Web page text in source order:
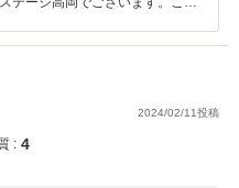
おりますが、この度はご迷惑・
ざいませんでした。今後は今
参りますので何卒宜しくお願い
2024/02/11投稿
: 4